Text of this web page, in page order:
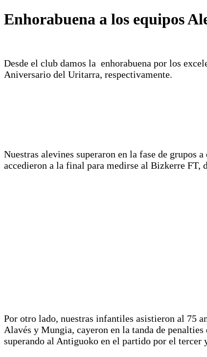
Enhorabuena a los equipos
Desde el club damos la enhorabuena por los
Aniversario del Uritarra, respectivamente.
Nuestras alevines superaron en la fase de grupos
accedieron a la final para medirse al Bizkerre
Por otro lado, nuestras infantiles asistieron al 75
Alavés y Mungia, cayeron en la tanda de
superando al Antiguoko en el partido por el tercer